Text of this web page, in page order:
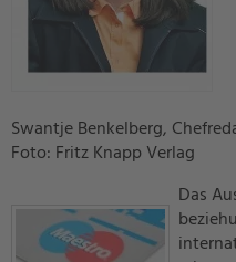
Swantje Benkelberg,
Foto: Fritz Knapp Verlag
Das